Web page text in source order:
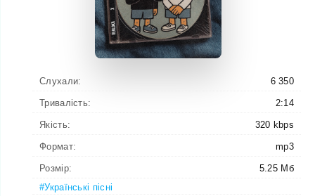
Слухали: 6 350
Тривалість: 2:14
Якість: 320 kbps
Формат: mp3
Розмір:
5.25 Мб
#Українські пісні